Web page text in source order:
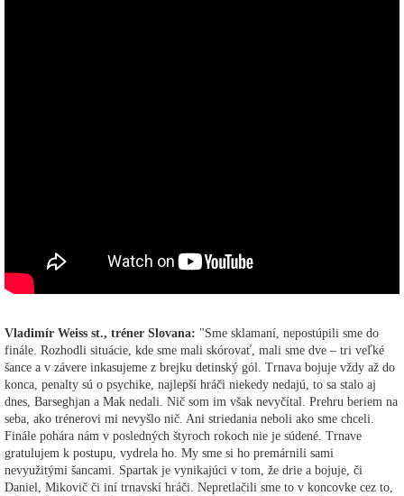
Vladimír Weiss st., tréner Slovana: "Sme sklamaní, nepostúpili sme do
finále. Rozhodli situácie, kde sme mali skórovať, mali sme dve – tri veľké
šance a v závere inkasujeme z brejku detinský gól. Trnava bojuje vždy až do
konca, penalty sú o psychike, najlepší hráči niekedy nedajú, to sa stalo aj
dnes, Barseghjan a Mak nedali. Nič som im však nevyčítal. Prehru beriem na
seba, ako trénerovi mi nevyšlo nič. Ani striedania neboli ako sme chceli.
Finále pohára nám v posledných štyroch rokoch nie je súdené. Trnave
gratulujem k postupu, vydrela ho. My sme si ho premárnili sami
nevyužitými šancami. Spartak je vynikajúci v tom, že drie a bojuje, či
Daniel, Mikovič či iní trnavskí hráči. Nepretlačili sme to v koncovke cez to,